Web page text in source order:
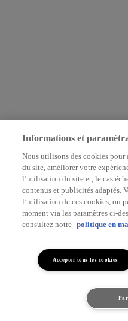
Informations et
Nous utilisons des cookies
du site, améliorer votre
l’utilisation du site et, le cas
contenus et publicités adaptés.
l’utilisation de ces cookies, ou
moment via les paramètres ci-
consultez notre politique en
Accepter tous les cookies